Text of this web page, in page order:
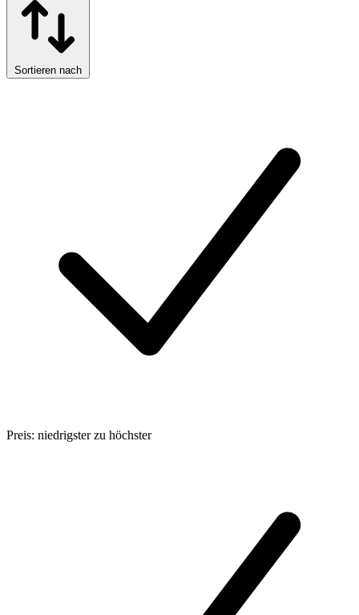
Sortieren nach
Preis: niedrigster zu höchster